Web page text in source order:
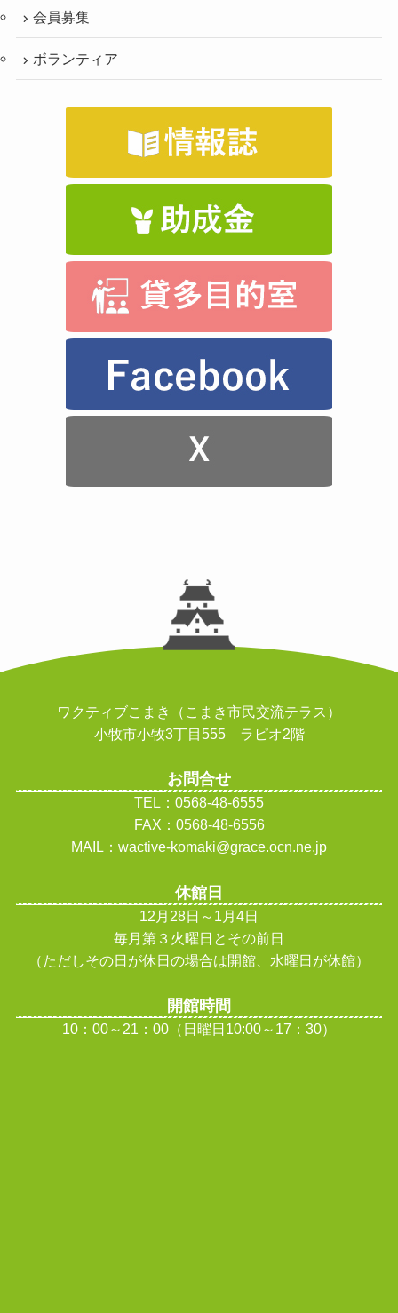
会員募集
ボランティア
ワクティブこまき（こまき市民交流テラス）
小牧市小牧3丁目555 ラピオ2階
お問合せ
TEL：0568-48-6555
FAX：0568-48-6556
MAIL：wactive-komaki@grace.ocn.ne.jp
休館日
12月28日～1月4日
毎月第３火曜日とその前日
（ただしその日が休日の場合は開館、水曜日が休館）
開館時間
10：00～21：00（日曜日10:00～17：30）